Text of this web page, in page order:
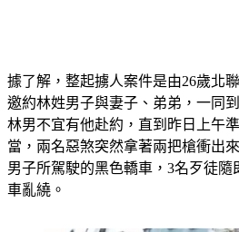
據了解，整起擄人案件是由26歲北
邀約林姓男子與妻子、弟弟，一同
林男不宜有他赴約，直到昨日上午
當，兩名惡煞突然拿著兩把槍衝出
男子所駕駛的黑色轎車，3名歹徒隨